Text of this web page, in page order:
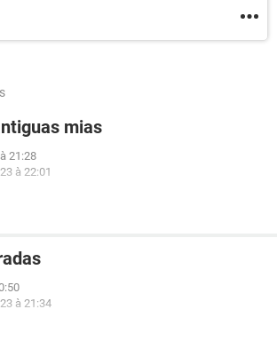
mias
21:28
à 22:01
à 21:34